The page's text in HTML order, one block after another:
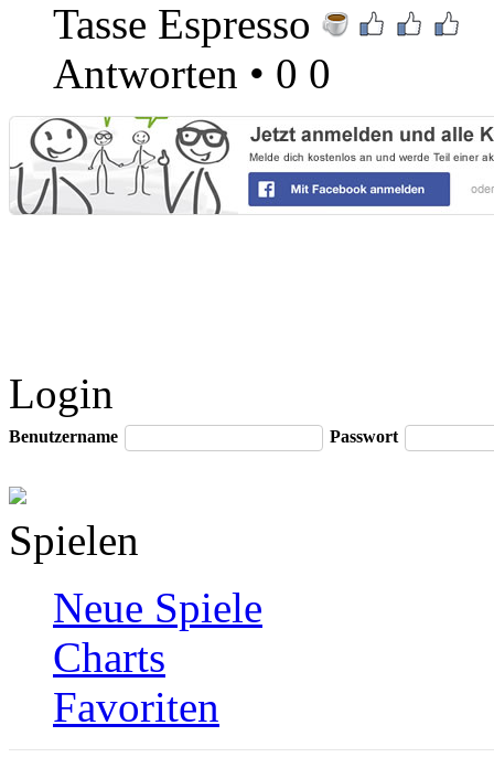
Tasse Espresso
Antworten • 0 0
Login
Benutzername Passwort
Spielen
Neue Spiele
Charts
Favoriten